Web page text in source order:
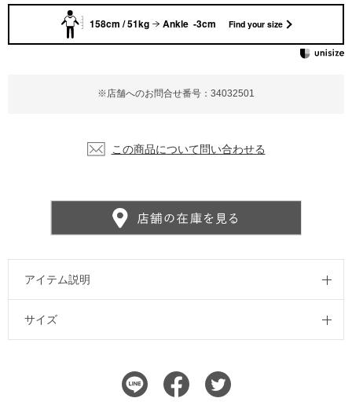
※店舗へのお問合せ番号：34032501
この商品について問い合わせる
アイテム説明
サイズ
158cm / 51kg Ankle -3cm Find your size